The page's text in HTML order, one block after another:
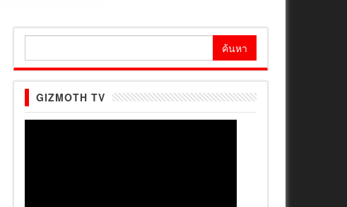
GIZMOTH TV